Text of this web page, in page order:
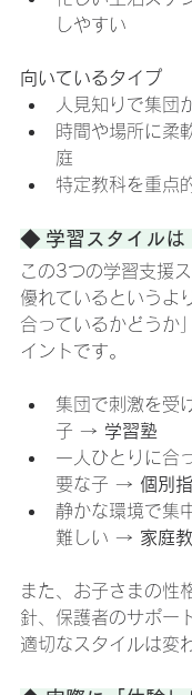
しやすい
向いているタイプ
人見知りで集団
時間や場所に柔
庭
特定教科を重点
◆ 学習スタイルは
この3つの学習支援
優れているというよ
合っているかどうか
イントです。
集団で刺激を受
子 → 学習塾
一人ひとりに合
要な子 → 個別
静かな環境で集
難しい → 家庭
また、お子さまの性
針、保護者のサポー
適切なスタイルは変